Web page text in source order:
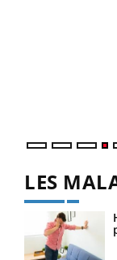
LES